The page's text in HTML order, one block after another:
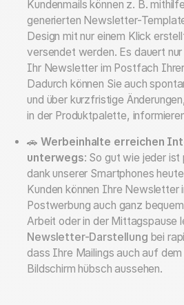
Kundenmails können z. B.
generierten Newsletter-
Design mit nur einem Klick
versendet werden. Es dauert
Ihr Newsletter im Postfach
Dadurch können Sie auch
und über kurzfristige
in der Produktpalette,
🚗 Werbeinhalte erreichen
unterwegs: So gut wie jeder
dank unserer Smartphones
Kunden können Ihre Newsletter
Postwerbung auch ganz
Arbeit oder in der Mittagspause
Newsletter-Darstellung bei
dass Ihre Mailings auch auf
Bildschirm hübsch aussehen.